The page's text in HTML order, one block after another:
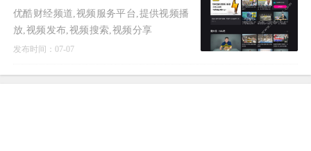
优酷财经频道,视频服务平台,提供视频播
放,视频发布,视频搜索,视频分享
发布时间：07-07